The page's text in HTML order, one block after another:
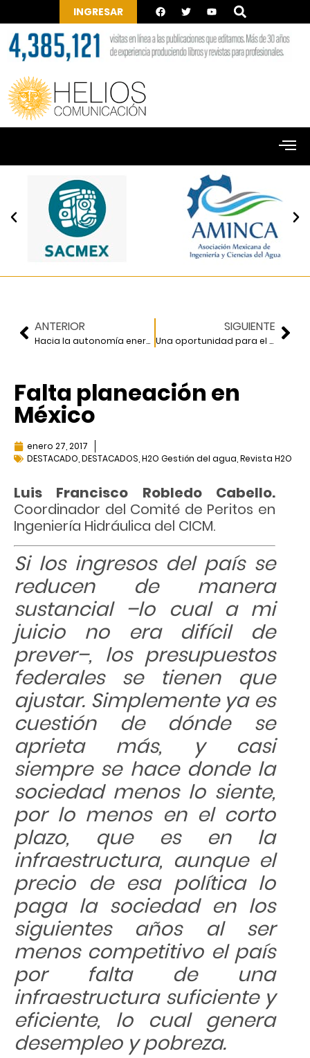
INGRESAR
ANTERIOR
Hacia la autonomía energética
SIGUIENTE
Una oportunidad para el diálogo intersectorial
Falta planeación en
México
enero 27, 2017
DESTACADO DESTACADOS H2O Gestión del agua Revista H2O
Luis Francisco Robledo Cabello.
Coordinador del Comité de Peritos en
Ingeniería Hidráulica del CICM.
Si los ingresos del país se
reducen de manera
sustancial –lo cual a mi
juicio no era difícil de
prever–, los presupuestos
federales se tienen que
ajustar. Simplemente ya es
cuestión de dónde se
aprieta más, y casi
siempre se hace donde la
sociedad menos lo siente,
por lo menos en el corto
plazo, que es en la
infraestructura, aunque el
precio de esa política lo
paga la sociedad en los
siguientes años al ser
menos competitivo el país
por falta de una
infraestructura suficiente y
eficiente, lo cual genera
desempleo y pobreza.